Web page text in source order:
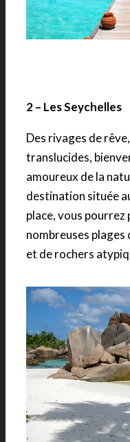
2 – Les Seychelles
Des rivages de
translucides,
amoureux de la
destination située
place, vous
nombreuses plages
et de rochers